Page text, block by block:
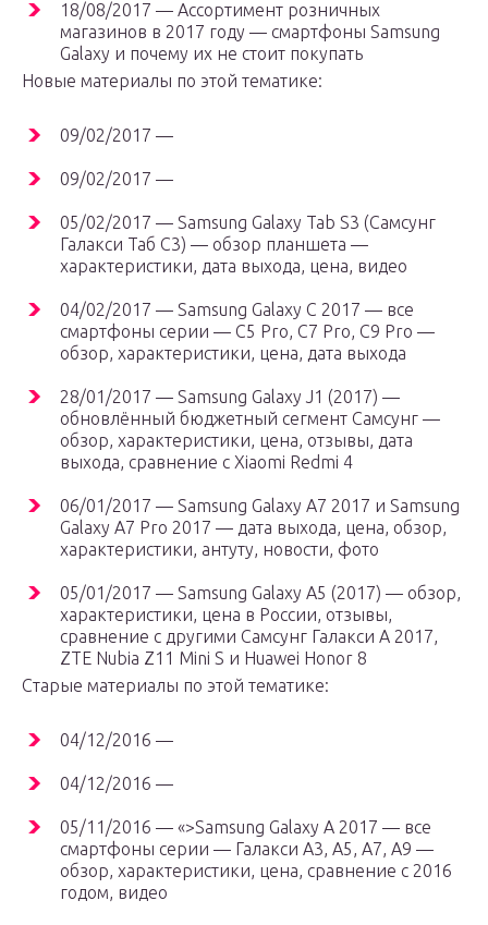
18/08/2017 — Ассортимент розничных
магазинов в 2017 году — смартфоны Samsung
Galaxy и почему их не стоит покупать
Новые материалы по этой тематике:
09/02/2017 —
09/02/2017 —
05/02/2017 — Samsung Galaxy Tab S3 (Самсунг
Галакси Таб С3) — обзор планшета —
характеристики, дата выхода, цена, видео
04/02/2017 — Samsung Galaxy C 2017 — все
смартфоны серии — C5 Pro, C7 Pro, C9 Pro —
обзор, характеристики, цена, дата выхода
28/01/2017 — Samsung Galaxy J1 (2017) —
обновлённый бюджетный сегмент Самсунг —
обзор, характеристики, цена, отзывы, дата
выхода, сравнение с Xiaomi Redmi 4
06/01/2017 — Samsung Galaxy A7 2017 и Samsung
Galaxy A7 Pro 2017 — дата выхода, цена, обзор,
характеристики, антуту, новости, фото
05/01/2017 — Samsung Galaxy A5 (2017) — обзор,
характеристики, цена в России, отзывы,
сравнение с другими Самсунг Галакси А 2017,
ZTE Nubia Z11 Mini S и Huawei Honor 8
Старые материалы по этой тематике:
04/12/2016 —
04/12/2016 —
05/11/2016 — «>Samsung Galaxy A 2017 — все
смартфоны серии — Галакси A3, A5, A7, A9 —
обзор, характеристики, цена, сравнение с 2016
годом, видео